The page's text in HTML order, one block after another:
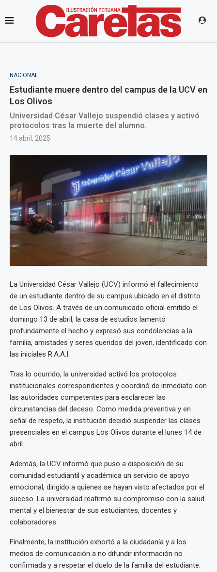
NACIONAL
Estudiante muere dentro del campus de la UCV en
Los Olivos
Universidad César Vallejo suspendió clases y activó
protocolos tras la muerte del alumno.
14 abril, 2025
La Universidad César Vallejo (UCV) informó el fallecimiento
de un estudiante dentro de su campus ubicado en el distrito
de Los Olivos. A través de un comunicado oficial emitido el
domingo 13 de abril, la casa de estudios lamentó
profundamente el hecho y expresó sus condolencias a la
familia, amistades y seres queridos del joven, identificado con
las iniciales R.A.A.I.
Tras lo ocurrido, la universidad activó los protocolos
institucionales correspondientes y coordinó de inmediato con
las autoridades competentes para esclarecer las
circunstancias del deceso. Como medida preventiva y en
señal de respeto, la institución decidió suspender las clases
presenciales en el campus Los Olivos durante el lunes 14 de
abril.
Además, la UCV informó que puso a disposición de su
comunidad estudiantil y académica un servicio de apoyo
emocional, dirigido a quienes se hayan visto afectados por el
suceso. La universidad reafirmó su compromiso con la salud
mental y el bienestar de sus estudiantes, docentes y
colaboradores.
Finalmente, la institución exhortó a la ciudadanía y a los
medios de comunicación a no difundir información no
confirmada y a respetar el duelo de la familia del estudiante.